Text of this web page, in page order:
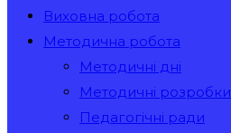
Виховна робота
Методична робота
Методичні дні
Методичні розробки
Педагогічні ради